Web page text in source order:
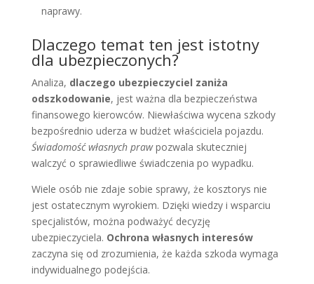
naprawy.
Dlaczego temat ten jest istotny
dla ubezpieczonych?
Analiza, dlaczego ubezpieczyciel zaniża
odszkodowanie, jest ważna dla bezpieczeństwa
finansowego kierowców. Niewłaściwa wycena szkody
bezpośrednio uderza w budżet właściciela pojazdu.
Świadomość własnych prawpozwala skuteczniej
walczyć o sprawiedliwe świadczenia po wypadku.
Wiele osób nie zdaje sobie sprawy, że kosztorys nie
jest ostatecznym wyrokiem. Dzięki wiedzy i wsparciu
specjalistów, można podważyć decyzję
ubezpieczyciela. Ochrona własnych interesów
zaczyna się od zrozumienia, że każda szkoda wymaga
indywidualnego podejścia.